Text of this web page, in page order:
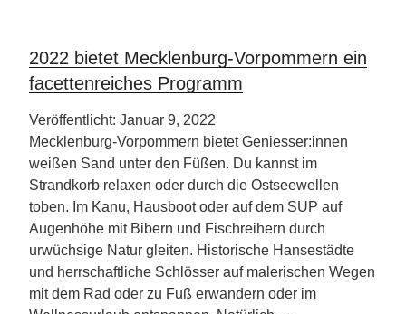
2022 bietet Mecklenburg-Vorpommern ein
facettenreiches Programm
Veröffentlicht: Januar 9, 2022
Mecklenburg-Vorpommern bietet Geniesser:innen
weißen Sand unter den Füßen. Du kannst im
Strandkorb relaxen oder durch die Ostseewellen
toben. Im Kanu, Hausboot oder auf dem SUP auf
Augenhöhe mit Bibern und Fischreihern durch
urwüchsige Natur gleiten. Historische Hansestädte
und herrschaftliche Schlösser auf malerischen Wegen
mit dem Rad oder zu Fuß erwandern oder im